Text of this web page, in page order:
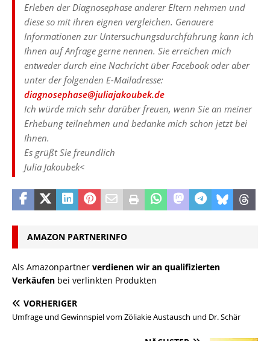
Erleben der Diagnosephase anderer Eltern nehmen und
diese so mit ihren eignen vergleichen. Genauere
Informationen zur Untersuchungsdurchführung kann ich
Ihnen auf Anfrage gerne nennen. Sie erreichen mich
entweder durch eine Nachricht über Facebook oder aber
unter der folgenden E-Mailadresse:
diagnosephase@juliajakoubek.de
Ich würde mich sehr darüber freuen, wenn Sie an meiner
Erhebung teilnehmen und bedanke mich schon jetzt bei
Ihnen.
Es grüßt Sie freundlich
Julia Jakoubek<
AMAZON PARTNERINFO
Als Amazonpartner verdienen wir an qualifizierten
Verkäufen bei verlinkten Produkten
VORHERIGER
Umfrage und Gewinnspiel vom Zöliakie Austausch und Dr. Schär